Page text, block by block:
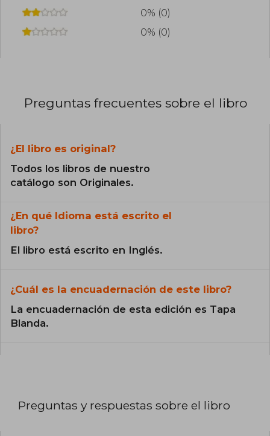
0% (0)
0% (0)
Preguntas frecuentes sobre el libro
¿El libro es original?
Todos los libros de nuestro
catálogo son Originales.
¿En qué Idioma está escrito el
libro?
El libro está escrito en Inglés.
¿Cuál es la encuadernación de este libro?
La encuadernación de esta edición es Tapa
Blanda.
Preguntas y respuestas sobre el libro